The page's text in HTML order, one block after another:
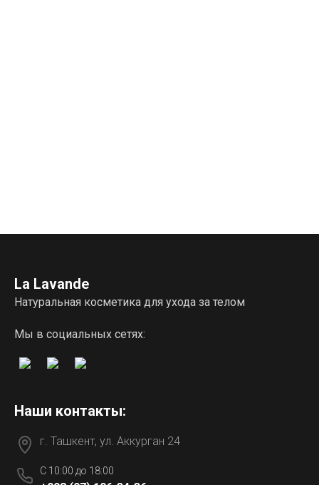
La Lavande
Натуральная косметика для ухода за телом
Мы в социальных сетях:
Наши контакты:
г. Ташкент, ул. Аккурган 24
C 10:00 до 18:00